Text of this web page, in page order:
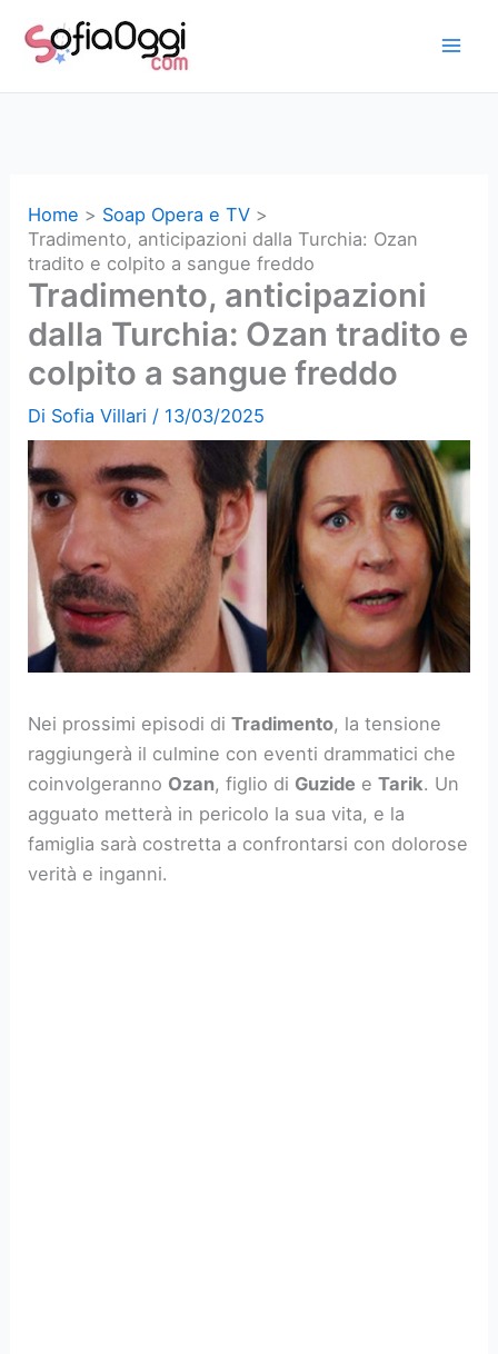
Home
Soap Opera e TV
Tradimento, anticipazioni dalla Turchia: Ozan
tradito e colpito a sangue freddo
Tradimento, anticipazioni
dalla Turchia: Ozan tradito e
colpito a sangue freddo
Di Sofia Villari / 13/03/2025
Nei prossimi episodi diTradimento, la tensione
raggiungerà il culmine con eventi drammatici che
coinvolgeranno Ozan, figlio di Guzide eTarik. Un
agguato metterà in pericolo la sua vita, e la
famiglia sarà costretta a confrontarsi con dolorose
verità e inganni.